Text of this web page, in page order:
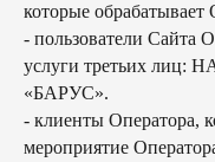
которые обрабатывает
- пользователи Сайта
услуги третьих
«БАРУС».
- клиенты Оператора,
мероприятие